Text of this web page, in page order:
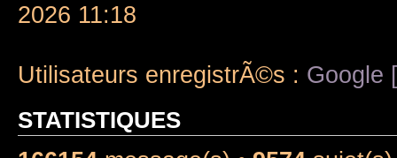
2026 11:18
Utilisateurs enregistrÃ©s : Google
STATISTIQUES